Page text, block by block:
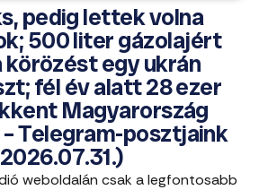
pedig lettek volna
500 liter gázolajért
egy ukrán
fél év alatt 28 ezer
Magyarország
Telegram-posztjaink
weboldalán csak a legfontosabb